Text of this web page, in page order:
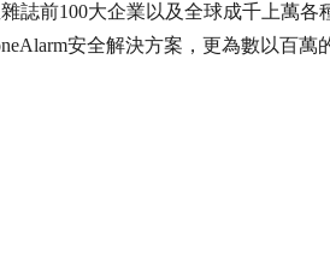
誌前100大企業以及全球成千上萬各
安全解決方案，更為數以百